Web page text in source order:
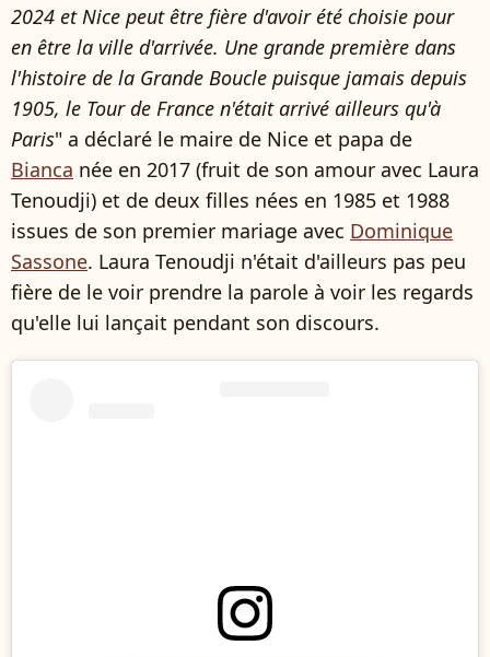
2024 et Nice peut être fière d'avoir été choisie pour
en être la ville d'arrivée. Une grande première dans
l'histoire de la Grande Boucle puisque jamais depuis
1905, le Tour de France n'était arrivé ailleurs qu'à
Paris" a déclaré le maire de Nice et papa de
Bianca née en 2017 (fruit de son amour avec Laura
Tenoudji) et de deux filles nées en 1985 et 1988
issues de son premier mariage avec Dominique
Sassone. Laura Tenoudji n'était d'ailleurs pas peu
fière de le voir prendre la parole à voir les regards
qu'elle lui lançait pendant son discours.